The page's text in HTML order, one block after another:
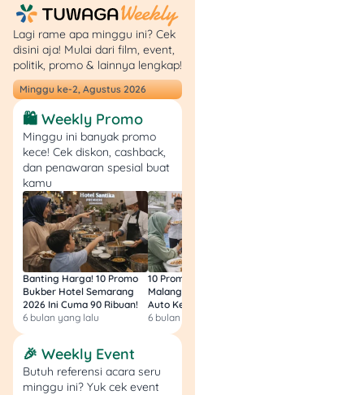
Lagi rame apa minggu ini? Cek
disini aja! Mulai dari film, event,
politik, promo & lainnya lengkap!
Minggu ke-2, Agustus 2026
🛍️ Weekly Promo
Minggu ini banyak promo
kece! Cek diskon, cashback,
dan penawaran spesial buat
kamu
Banting Harga! 10 Promo
Bukber Hotel Semarang
2026 Ini Cuma 90 Ribuan!
6 bulan yang lalu
10 Promo Bukber Hotel
Malang 2026: Start 75rb,
Auto Kenyang!
6 bulan yang lalu
🎉 Weekly Event
Butuh referensi acara seru
minggu ini? Yuk cek event